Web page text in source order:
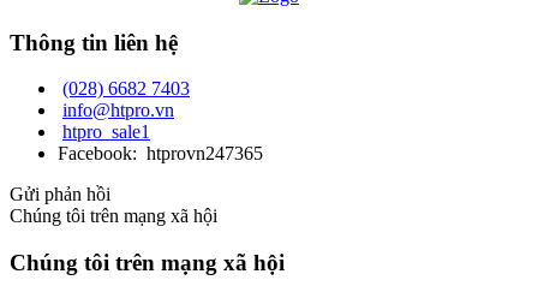
Thông tin liên hệ
(028) 6682 7403
info@htpro.vn
htpro_sale1
Facebook: htprovn247365
Gửi phản hồi
Chúng tôi trên mạng xã hội
Chúng tôi trên mạng xã hội